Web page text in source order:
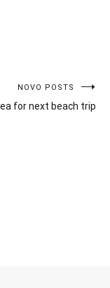
NOVO POSTS
for next beach trip